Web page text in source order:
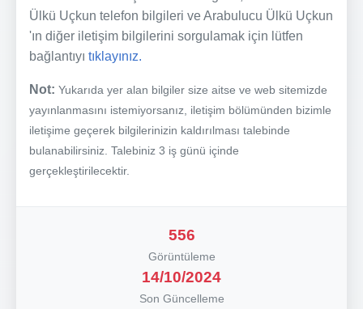
Ülkü Uçkun telefon bilgileri ve Arabulucu Ülkü Uçkun
'ın diğer iletişim bilgilerini sorgulamak için lütfen
bağlantıyı tıklayınız.
Not: Yukarıda yer alan bilgiler size aitse ve web sitemizde
yayınlanmasını istemiyorsanız, iletişim bölümünden bizimle
iletişime geçerek bilgilerinizin kaldırılması talebinde
bulanabilirsiniz. Talebiniz 3 iş günü içinde
gerçekleştirilecektir.
556
Görüntüleme
14/10/2024
Son Güncelleme